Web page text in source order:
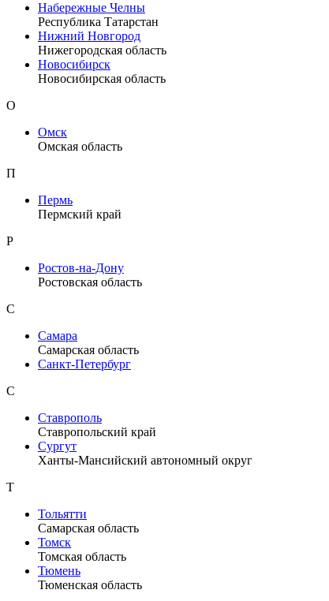
Набережные Челны
Республика Татарстан
Нижний Новгород
Нижегородская область
Новосибирск
Новосибирская область
О
Омск
Омская область
П
Пермь
Пермский край
Р
Ростов-на-Дону
Ростовская область
С
Самара
Самарская область
Санкт-Петербург
С
Ставрополь
Ставропольский край
Сургут
Ханты-Мансийский автономный округ
Т
Тольятти
Самарская область
Томск
Томская область
Тюмень
Тюменская область